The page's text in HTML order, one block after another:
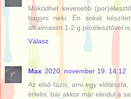
Működhet kevesebb
hagyni neki. Én sokat
alkalmasint 1-2 g porélesztővel
Válasz
Max 2020. november 19. 14:12
Az első fázis, ami egy
érlelni, bár akkor már elindul a